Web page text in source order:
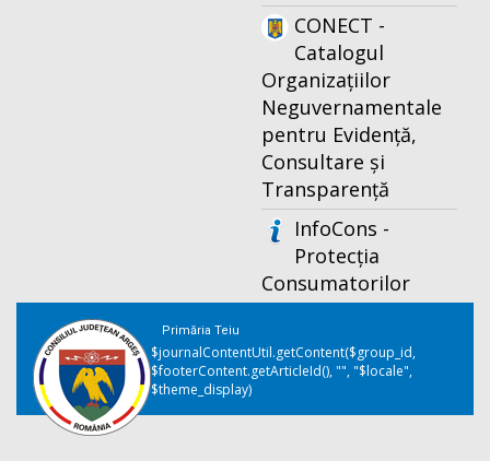
CONECT -
Catalogul
Organizațiilor
Neguvernamentale
pentru Evidență,
Consultare și
Transparență
InfoCons -
Protecția
Consumatorilor
Primăria Teiu
$journalContentUtil.getContent($group_id,
$footerContent.getArticleId(), "", "$locale",
$theme_display)